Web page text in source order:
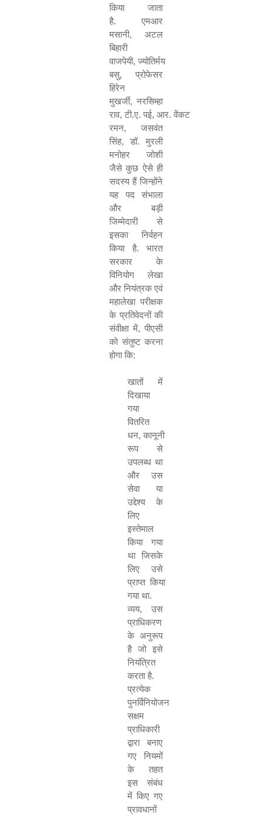
किया जाता
है. एमआर
मसानी, अटल
बिहारी
वाजपेयी, ज्योतिर्मय
बसु, प्रोफेसर
हिरेन
मुखर्जी, नरसिम्हा
राव, टी.ए. पई, आर. वेंकट
रमन, जसवंत
सिंह, डॉ. मुरली
मनोहर जोशी
जैसे कुछ ऐसे ही
सदस्य हैं जिन्होंने
यह पद संभाला
और बड़ी
जिम्मेदारी से
इसका निर्वहन
किया है. भारत
सरकार के
विनियोग लेखा
और नियंत्रक एवं
महालेखा परीक्षक
के प्रतिवेदनों की
संवीक्षा में, पीएसी
को संतुष्ट करना
होगा कि:
खातों में
दिखाया
गया
वितरित
धन, कानूनी
रूप से
उपलब्ध था
और उस
सेवा या
उद्देश्य के
लिए
इस्तेमाल
किया गया
था जिसके
लिए उसे
प्राप्त किया
गया था.
व्यय, उस
प्राधिकरण
के अनुरूप
है जो इसे
नियंत्रित
करता है.
प्रत्येक
पुनर्विनियोजन
सक्षम
प्राधिकारी
द्वारा बनाए
गए नियमों
के तहत
इस संबंध
में किए गए
प्रावधानों